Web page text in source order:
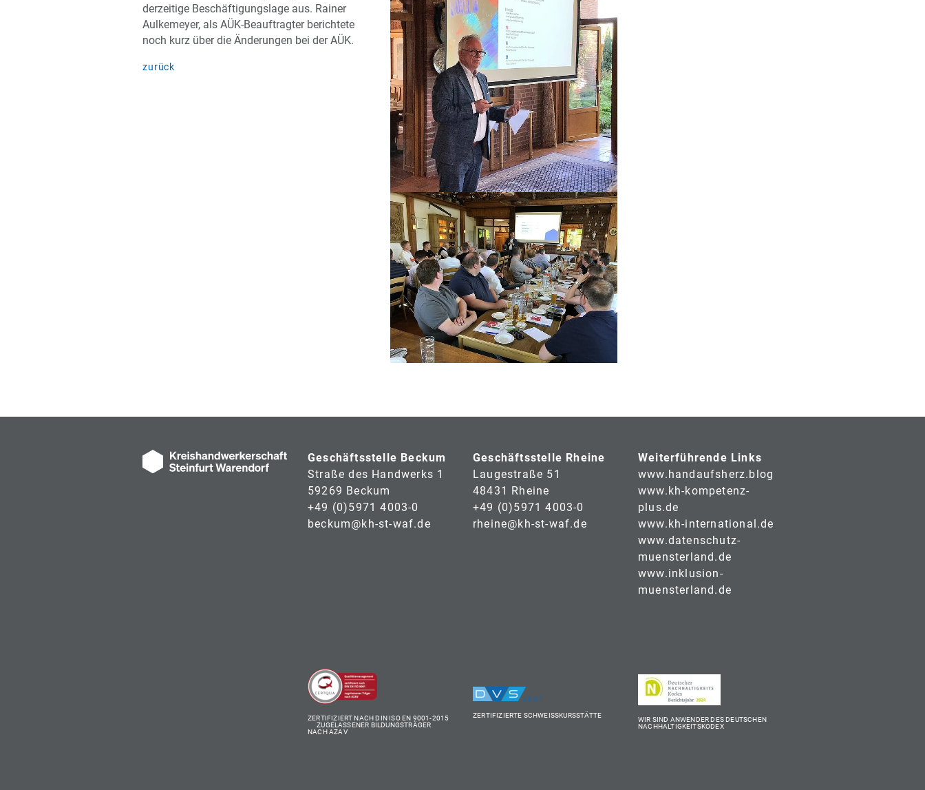
derzeitige Beschäftigungslage aus. Rainer
Aulkemeyer, als AÜK-Beauftragter berichtete
noch kurz über die Änderungen bei der AÜK.
zurück
Geschäftsstelle Beckum
Straße des Handwerks 1
59269 Beckum
+49 (0)5971 4003-0
beckum@kh-st-waf.de
Geschäftsstelle Rheine
Laugestraße 51
48431 Rheine
+49 (0)5971 4003-0
rheine@kh-st-waf.de
Weiterführende Links
www.handaufsherz.blog
www.kh-kompetenz-
plus.de
www.kh-international.de
www.datenschutz-
muensterland.de
www.inklusion-
muensterland.de
ZERTIFIZIERT NACH DIN ISO EN 9001-2015
ZUGELASSENER BILDUNGSTRÄGER
NACH AZAV
ZERTIFIZIERTE SCHWEISSKURSSTÄTTE WIR SIND ANWENDER DES DEUTSCHEN
NACHHALTIGKEITSKODEX